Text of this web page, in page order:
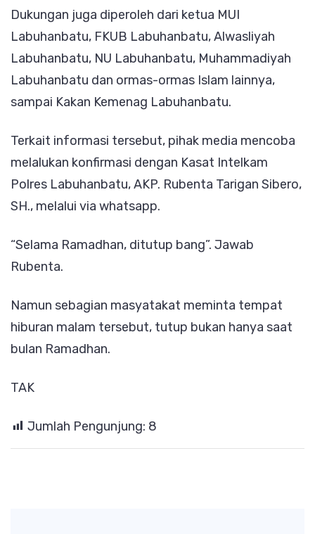
Dukungan juga diperoleh dari ketua MUI
Labuhanbatu, FKUB Labuhanbatu, Alwasliyah
Labuhanbatu, NU Labuhanbatu, Muhammadiyah
Labuhanbatu dan ormas-ormas Islam lainnya,
sampai Kakan Kemenag Labuhanbatu.
Terkait informasi tersebut, pihak media mencoba
melalukan konfirmasi dengan Kasat Intelkam
Polres Labuhanbatu, AKP. Rubenta Tarigan Sibero,
SH., melalui via whatsapp.
“Selama Ramadhan, ditutup bang”. Jawab
Rubenta.
Namun sebagian masyatakat meminta tempat
hiburan malam tersebut, tutup bukan hanya saat
bulan Ramadhan.
TAK
Jumlah Pengunjung: 8